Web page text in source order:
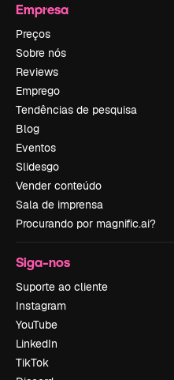
Empresa
Preços
Sobre nós
Reviews
Emprego
Tendências de pesquisa
Blog
Eventos
Slidesgo
Vender conteúdo
Sala de imprensa
Procurando por magnific.ai?
Siga-nos
Suporte ao cliente
Instagram
YouTube
LinkedIn
TikTok